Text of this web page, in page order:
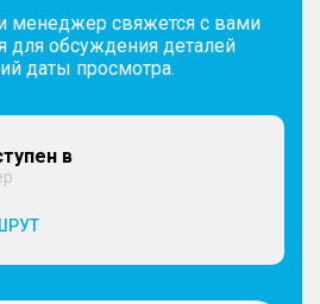
менеджер свяжется с вами
обсуждения деталей
даты просмотра.
в